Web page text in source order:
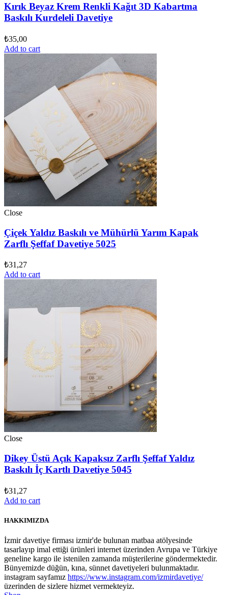
Kırık Beyaz Krem Renkli Kağıt 3D Kabartma
Baskılı Kurdeleli Davetiye
₺35,00
Add to cart
Close
Çiçek Yaldız Baskılı ve Mühürlü Yarım Kapak
Zarflı Şeffaf Davetiye 5025
₺31,27
Add to cart
Close
Dikey Üstü Açık Kapaksız Zarflı Şeffaf Yaldız
Baskılı İç Kartlı Davetiye 5045
₺31,27
Add to cart
HAKKIMIZDA
İzmir davetiye firması izmir'de bulunan matbaa atölyesinde
tasarlayıp imal ettiği ürünleri internet üzerinden Avrupa ve Türkiye
geneline kargo ile istenilen zamanda müşterilerine göndermektedir.
Bünyemizde düğün, kına, sünnet davetiyeleri bulunmaktadır.
instagram sayfamız https://www.instagram.com/izmirdavetiye/
üzerinden de sizlere hizmet vermekteyiz.